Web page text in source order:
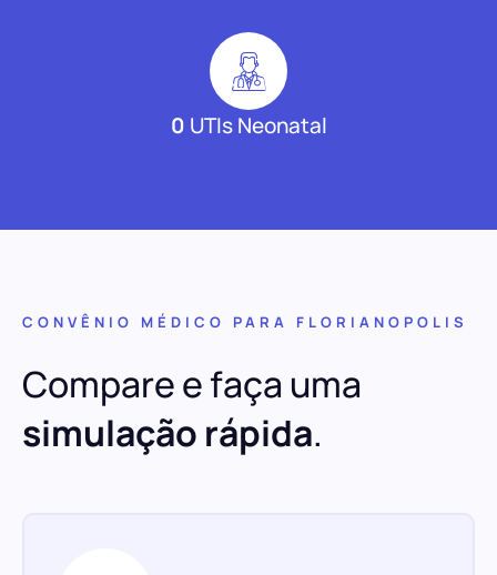
0 UTIs Neonatal
CONVÊNIO MÉDICO PARA FLORIANOPOLIS
Compare e faça uma
simulação rápida.